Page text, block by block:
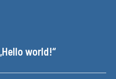
world!“